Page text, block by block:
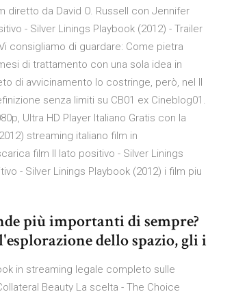
diretto da David O. Russell con Jennifer
- Silver Linings Playbook (2012) - Trailer
consigliamo di guardare: Come pietra
di trattamento con una sola idea in
di avvicinamento lo costringe, però, nel Il
senza limiti su CB01 ex Cineblog01.
Ultra HD Player Italiano Gratis con la
streaming italiano film in
film Il lato positivo - Silver Linings
- Silver Linings Playbook (2012) i film piu
più importanti di sempre?
dello spazio, gli i
in streaming legale completo sulle
Beauty La scelta - The Choice